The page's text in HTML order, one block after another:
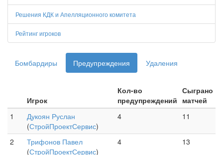
Решения КДК и Апелляционного комитета
Рейтинг игроков
Бомбардиры Предупреждения Удаления
Игрок
Кол-во
предупреждений
Сыграно
матчей
1
Дукоян Руслан
(СтройПроектСервис)
4 11
2
Трифонов Павел
(СтройПроектСервис)
4 13